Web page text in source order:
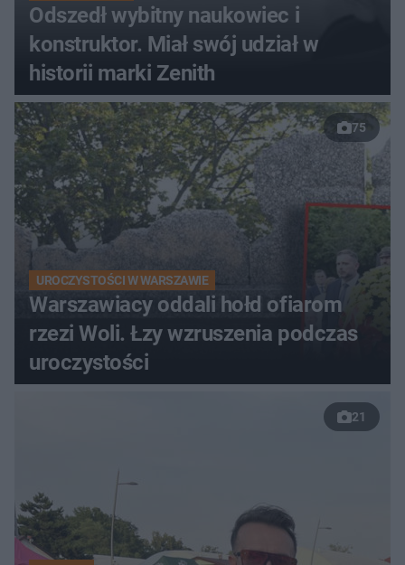
Odszedł wybitny naukowiec i
konstruktor. Miał swój udział w
historii marki Zenith
75
UROCZYSTOŚCI W WARSZAWIE
Warszawiacy oddali hołd ofiarom
rzezi Woli. Łzy wzruszenia podczas
uroczystości
21